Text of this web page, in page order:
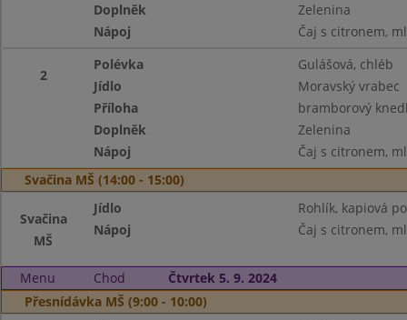
Doplněk
Zelenina
Nápoj
Čaj s citronem,
2
Polévka
Gulášová, chléb
Jídlo
Moravský vrabec
Příloha
bramborový
Doplněk
Zelenina
Nápoj
Čaj s citronem,
Svačina MŠ (14:00 - 15:00)
Svačina
MŠ
Jídlo
Rohlík, kapiová
Nápoj
Čaj s citronem,
Menu Chod
Čtvrtek 5. 9. 2024
Přesnídávka MŠ (9:00 - 10:00)